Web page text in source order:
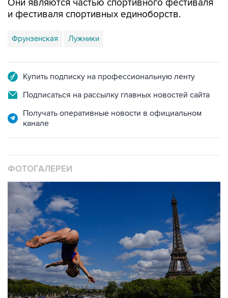
Они являются частью спортивного фестиваля
и фестиваля спортивных единоборств.
Фрунзенская Лужники
Купить подписку на профессиональную ленту
Подписаться на рассылку главных новостей сайта
Получать оперативные новости в официальном
канале
ФОТОГАЛЕРЕИ